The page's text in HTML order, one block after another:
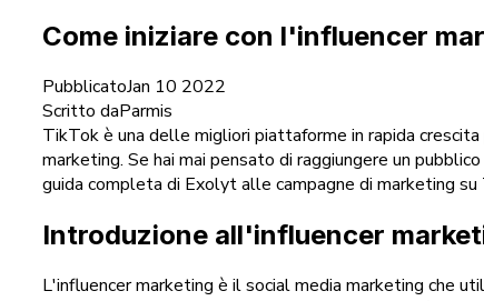
Come iniziare con l'influencer
PubblicatoJan 10 2022
Scritto daParmis
TikTok è una delle migliori piattaforme in rapida
marketing. Se hai mai pensato di raggiungere un
guida completa di Exolyt alle campagne di marketing su
Introduzione all'influencer
L'influencer marketing è il social media marketing che